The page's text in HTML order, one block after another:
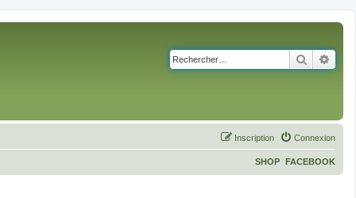
Connexion
Inscription
FACEBOOK
SHOP